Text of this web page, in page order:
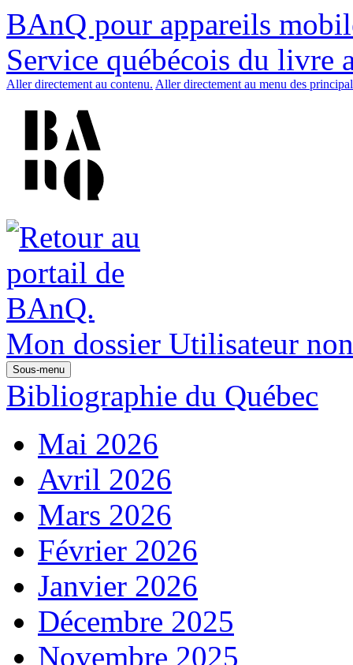
BAnQ pour appareils
Service québécois du livre
Aller directement au contenu. Aller directement au menu des
Mon dossier Utilisateur
Sous-menu
Bibliographie du Québec
Mai 2026
Avril 2026
Mars 2026
Février 2026
Janvier 2026
Décembre 2025
Novembre 2025